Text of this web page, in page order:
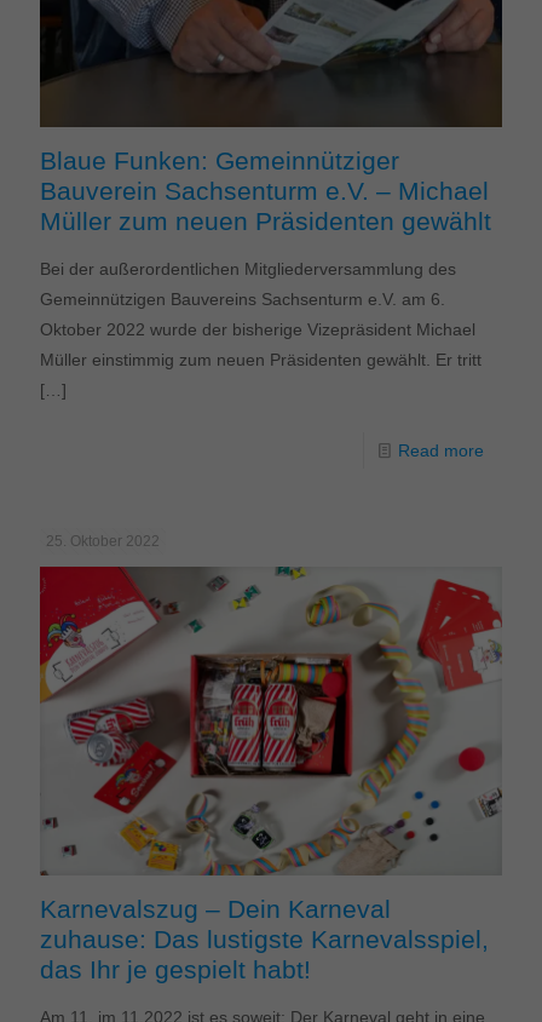
Blaue Funken: Gemeinnütziger
Bauverein Sachsenturm e.V. – Michael
Müller zum neuen Präsidenten gewählt
Bei der außerordentlichen Mitgliederversammlung des
Gemeinnützigen Bauvereins Sachsenturm e.V. am 6.
Oktober 2022 wurde der bisherige Vizepräsident Michael
Müller einstimmig zum neuen Präsidenten gewählt. Er tritt
[…]
Read more
25. Oktober 2022
Karnevalszug – Dein Karneval
zuhause: Das lustigste Karnevalsspiel,
das Ihr je gespielt habt!
Am 11. im 11.2022 ist es soweit: Der Karneval geht in eine